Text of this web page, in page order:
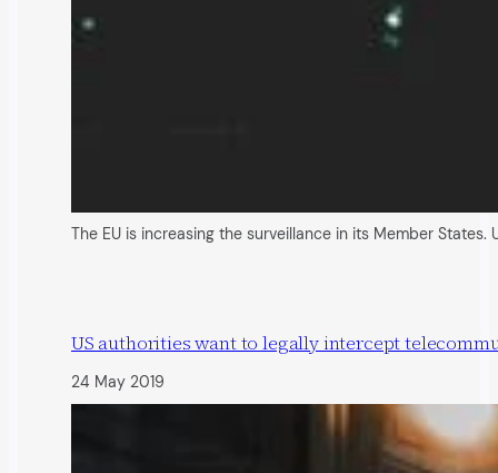
The EU is increasing the surveillance in its Member
US authorities want to legally intercept
24 May 2019